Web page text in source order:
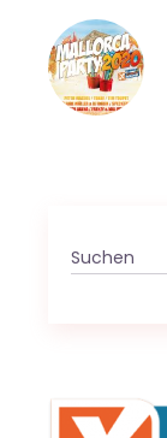
Search
for: